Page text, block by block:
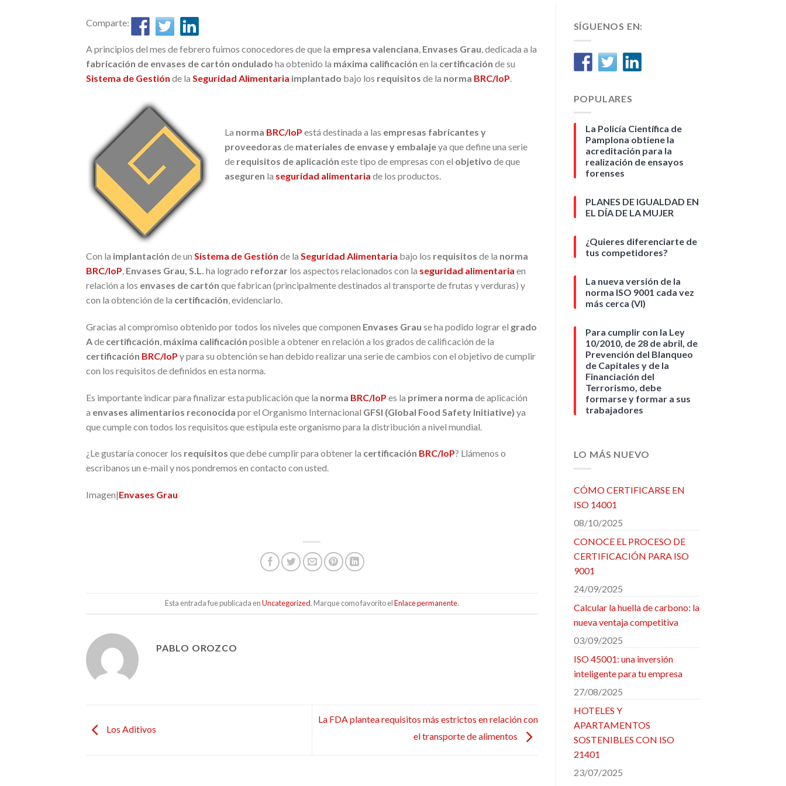
Comparte:
A principios del mes de febrero fuimos conocedores de que la empresa valenciana, Envases Grau, dedicada a la
fabricación de envases de cartón ondulado ha obtenido la máxima calificación en la certificación de su
Sistema de Gestión de la Seguridad Alimentaria implantado bajo los requisitos de la norma BRC/IoP.
La norma BRC/IoP está destinada a las empresas fabricantes y
proveedoras de materiales de envase y embalajeya que define una serie
de requisitos de aplicación este tipo de empresas con el objetivo de que
aseguren la seguridad alimentaria de los productos.
Con la implantación de un Sistema de Gestión de la Seguridad Alimentaria bajo los requisitos de la norma
BRC/IoP, Envases Grau, S.L. ha logrado reforzar los aspectos relacionados con la seguridad alimentaria en
relación a los envases de cartón que fabrican (principalmente destinados al transporte de frutas y verduras) y
con la obtención de la certificación, evidenciarlo.
Gracias al compromiso obtenido por todos los niveles que componen Envases Grau se ha podido lograr el grado
Ade certificación máxima calificación posible a obtener en relación a los grados de calificación de la
certificación BRC/IoP y para su obtención se han debido realizar una serie de cambios con el objetivo de cumplir
con los requisitos de definidos en esta norma.
Es importante indicar para finalizar esta publicación que la norma BRC/IoP es la primera norma de aplicación
a envases alimentarios reconocida por el Organismo Internacional GFSI (Global Food Safety Initiative) ya
que cumple con todos los requisitos que estipula este organismo para la distribución a nivel mundial.
¿Le gustaría conocer los requisitos que debe cumplir para obtener la certificación BRC/IoP? Llámenos o
escribanos un e-mail y nos pondremos en contacto con usted.
Imagen|Envases Grau
Esta entrada fue publicada enUncategorized. Marque como favorito elEnlace permanente.
PABLO OROZCO
Los Aditivos
La FDA plantea requisitos más estrictos en relación con
el transporte de alimentos
SÍGUENOS EN:
POPULARES
La Policía Científica de
Pamplona obtiene la
acreditación para la
realización de ensayos
forenses
PLANES DE IGUALDAD EN
EL DÍA DE LA MUJER
¿Quieres diferenciarte de
tus competidores?
La nueva versión de la
norma ISO 9001 cada vez
más cerca (VI)
Para cumplir con la Ley
10/2010, de 28 de abril, de
Prevención del Blanqueo
de Capitales y de la
Financiación del
Terrorismo, debe
formarse y formar a sus
trabajadores
LO MÁS NUEVO
CÓMO CERTIFICARSE EN
ISO 14001
08/10/2025
CONOCE EL PROCESO DE
CERTIFICACIÓN PARA ISO
9001
24/09/2025
Calcular la huella de carbono: la
nueva ventaja competitiva
03/09/2025
ISO 45001: una inversión
inteligente para tu empresa
27/08/2025
HOTELES Y
APARTAMENTOS
SOSTENIBLES CON ISO
21401
23/07/2025